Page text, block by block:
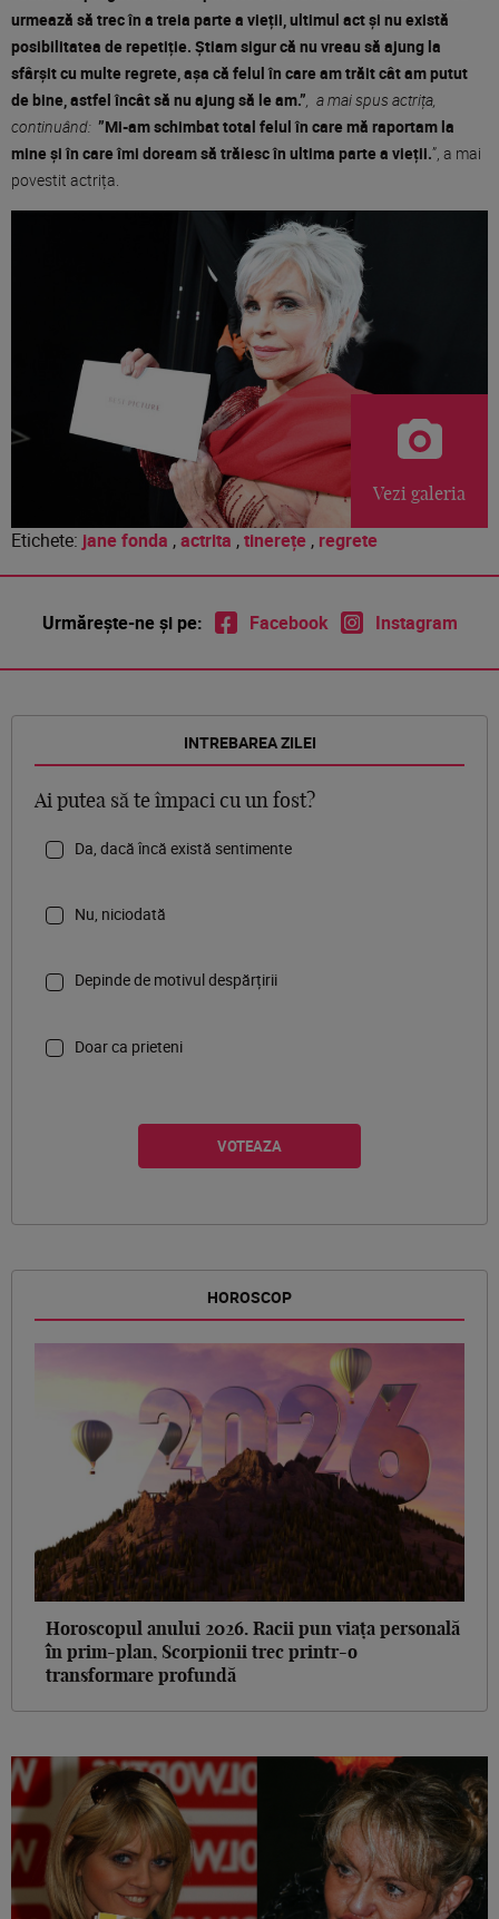
urmează să trec în a treia parte a vieții, ultimul act și nu există
posibilitatea de repetiție. Știam sigur că nu vreau să ajung la
sfârșit cu multe regrete, așa că felul în care am trăit cât am putut
de bine, astfel încât să nu ajung să le am.”, a mai spus actrița,
continuând: ”Mi-am schimbat total felul în care mă raportam la
mine și în care îmi doream să trăiesc în ultima parte a vieții.”, a mai
povestit actrița.
Vezi galeria
Etichete: jane fonda ,actrita ,tinerețe , regrete
Urmărește-ne și pe: Facebook Instagram
INTREBAREA ZILEI
Ai putea să te împaci cu un fost?
Da, dacă încă există sentimente
Nu, niciodată
Depinde de motivul despărțirii
Doar ca prieteni
HOROSCOP
Horoscopul anului 2026. Racii pun viața personală
în prim-plan, Scorpionii trec printr-o
transformare profundă